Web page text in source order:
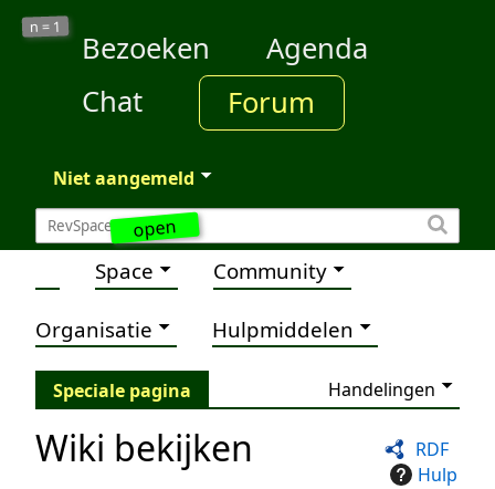
open
n = 1
Bezoeken
Agenda
Chat
Forum
Niet aangemeld
Space Community
Organisatie Hulpmiddelen
Speciale pagina Handelingen
RDF
Hulp
Wiki bekijken